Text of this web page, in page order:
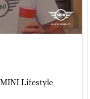
MINI Lifestyle